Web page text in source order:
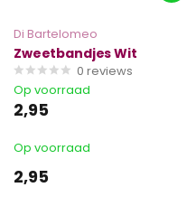
Di Bartelomeo
Zweetbandjes Wit
0 reviews
Op voorraad
2,95
Op voorraad
2,95